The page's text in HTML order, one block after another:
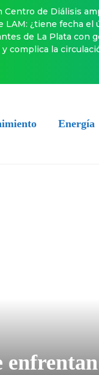
de Diálisis
¿tiene fecha el
de La Plata con
complica la
Energía